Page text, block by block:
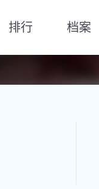
排行 档案